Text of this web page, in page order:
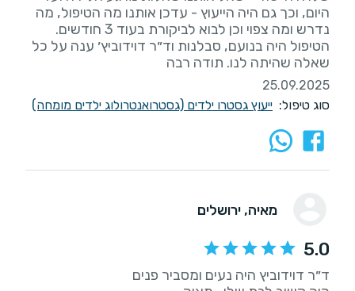
היום, וכך גם היה הייעוץ - עדכן אותנו מה הטיפול, מה
נדרש ומה צפוי וכן לבוא לביקורת בעוד 3 חודשים.
הטיפול היה בנועם, סבלנות וד״ר דוידוביץ׳ ענה על כל
שאלה שהיתה לנו. תודה רבה
25.09.2025
סוג טיפול: ייעוץ גסטרו ילדים (גסטרואנטרולוג ילדים מומחה)
מאיה, ירושלים
5.0